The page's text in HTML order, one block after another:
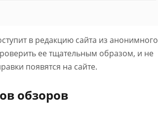
в редакцию сайта из анонимного
ее тщательным образом, и не
появятся на сайте.
обзоров